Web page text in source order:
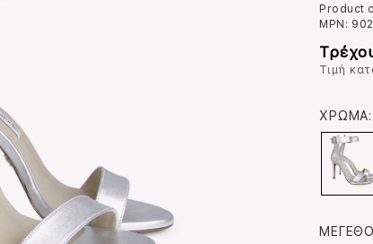
Product
MPN:
Τιμή
ΧΡΩΜΑ: